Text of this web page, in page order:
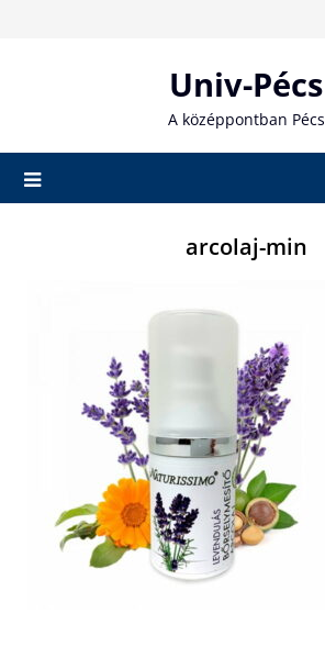
Univ-Pécs
A középpontban Pécs
arcolaj-min